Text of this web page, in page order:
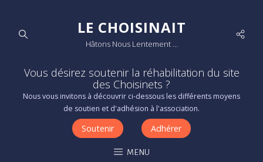
LE CHOISINAIT
Hâtons Nous Lentement …
Vous désirez soutenir la réhabilitation du site
des Choisinets ?
Nous vous invitons à découvrir ci-dessous les différents moyens
de soutien et d'adhésion à l'association.
Soutenir Adhérer
MENU